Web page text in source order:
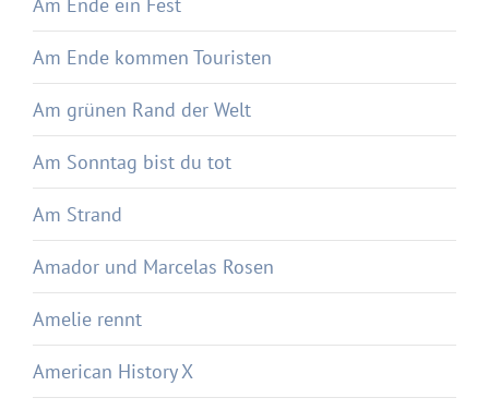
Am Ende ein Fest
Am Ende kommen Touristen
Am grünen Rand der Welt
Am Sonntag bist du tot
Am Strand
Amador und Marcelas Rosen
Amelie rennt
American History X